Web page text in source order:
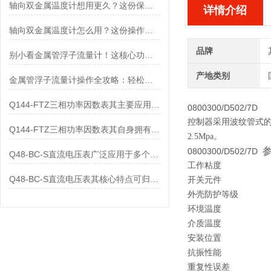
轴向双金属温度计怎么用？这份操作指南，新手也能快速拿捏！
金属管浮子流量计操作全攻略：轻松拿捏，精准掌控每一步！
Q144-FTZ三相功率因数表其自身拥有怎样的功能呢？
详情介绍
品牌
产地类别
0800300/D502/7D
控制器采用波纹管式
2.5Mpa。
0800300/D502/7D
工作粘度
开关元件
外壳防护等级
环境温度
介质温度
安装位置
抗振性能
重复性误差